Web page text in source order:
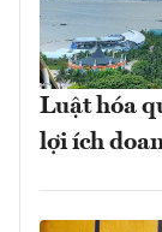
Luật hóa
lợi ích